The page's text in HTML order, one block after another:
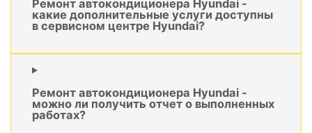
Ремонт автокондиционера Hyundai -
какие дополнительные услуги доступны
в сервисном центре Hyundai?
Ремонт автокондиционера Hyundai -
можно ли получить отчет о выполненных
работах?